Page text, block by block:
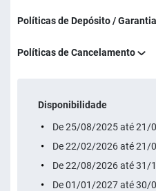
Políticas de Depósito / Garantia
Políticas de Cancelamento
Disponibilidade
De 25/08/2025 até 21/
De 22/02/2026 até 21/
De 22/08/2026 até 31/
De 01/01/2027 até 30/